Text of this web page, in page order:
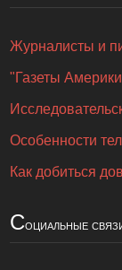
Журналисты и
"Газеты
Особенности
Как добиться
Социальные